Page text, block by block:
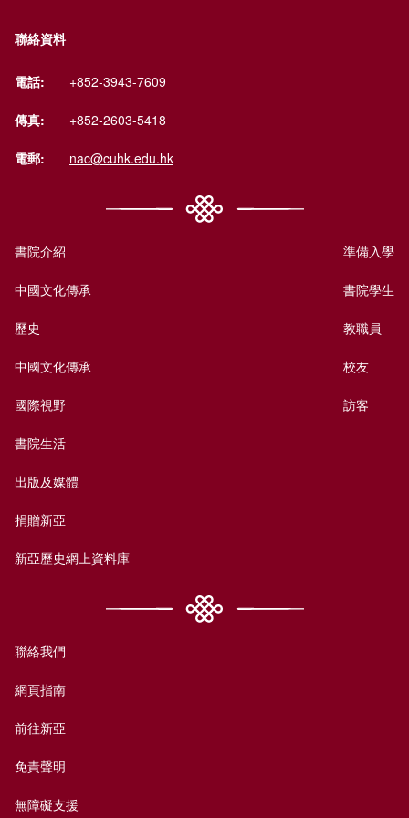
聯絡資料
電話: +852-3943-7609
傳真: +852-2603-5418
電郵: nac@cuhk.edu.hk
書院介紹
中國文化傳承
歷史
中國文化傳承
國際視野
書院生活
出版及媒體
捐贈新亞
新亞歷史網上資料庫
準備入學
書院學生
教職員
校友
訪客
聯絡我們
網頁指南
前往新亞
免責聲明
無障礙支援